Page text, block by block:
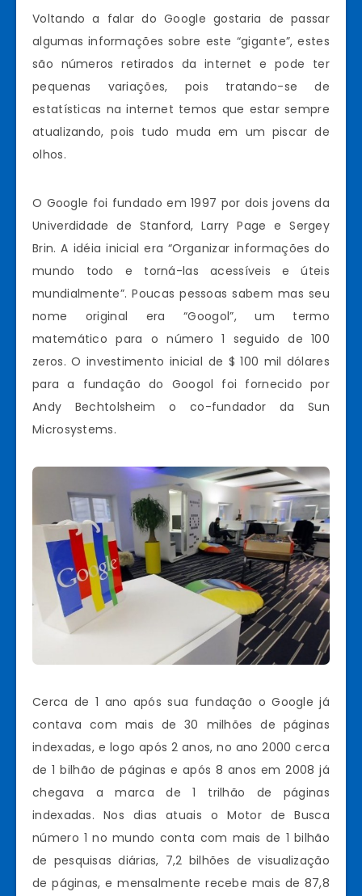
Voltando a falar do Google gostaria de passar
algumas informações sobre este “gigante”, estes
são números retirados da internet e pode ter
pequenas variações, pois tratando-se de
estatísticas na internet temos que estar sempre
atualizando, pois tudo muda em um piscar de
olhos.
O Google foi fundado em 1997 por dois jovens da
Univerdidade de Stanford, Larry Page e Sergey
Brin. A idéia inicial era “Organizar informações do
mundo todo e torná-las acessíveis e úteis
mundialmente”. Poucas pessoas sabem mas seu
nome original era “Googol”, um termo
matemático para o número 1 seguido de 100
zeros. O investimento inicial de $ 100 mil dólares
para a fundação do Googol foi fornecido por
Andy Bechtolsheim o co-fundador da Sun
Microsystems.
Cerca de 1 ano após sua fundação o Google já
contava com mais de 30 milhões de páginas
indexadas, e logo após 2 anos, no ano 2000 cerca
de 1 bilhão de páginas e após 8 anos em 2008 já
chegava a marca de 1 trilhão de páginas
indexadas. Nos dias atuais o Motor de Busca
número 1 no mundo conta com mais de 1 bilhão
de pesquisas diárias, 7,2 bilhões de visualização
de páginas, e mensalmente recebe mais de 87,8